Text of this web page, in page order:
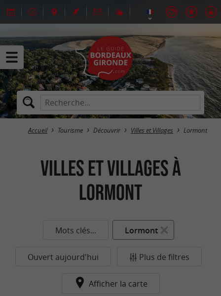
Accueil Tourisme Découvrir Villes et Villages Lormont
Villes et Villages à
Lormont
Mots clés... Lormont
Ouvert aujourd'hui Plus de filtres
Afficher la carte